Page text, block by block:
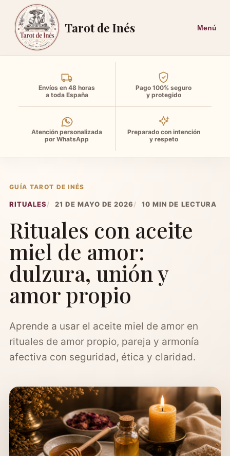
Tarot de Inés
Envíos en 48 horas
a toda España
Pago 100% seguro
y protegido
Atención personalizada
por WhatsApp
Preparado con intención
y respeto
GUÍA TAROT DE INÉS
RITUALES 21 DE MAYO DE 2026 10 MIN DE LECTURA
Rituales con aceite
miel de amor:
dulzura, unión y
amor propio
Aprende a usar el aceite miel de amor en
rituales de amor propio, pareja y armonía
afectiva con seguridad, ética y claridad.